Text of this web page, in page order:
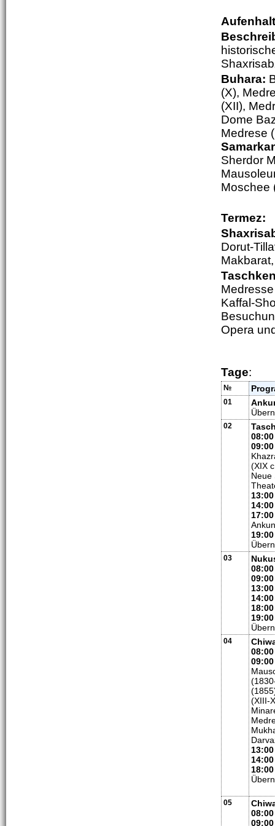
Aufenhalt
Buhara:
(X),
(XII),
Dome
Medrese
Sherdor
Moschee
Termez:
Dorut-
Kaffal-
Opera
Tage:
№
01
02
08:00
09:00
(XIX
Neue
13:00
14:00
17:00
19:00
03
08:00
09:00
13:00
14:00
18:00
19:00
04
08:00
09:00
(XIII-
13:00
14:00
18:00
05
08:00
09:00